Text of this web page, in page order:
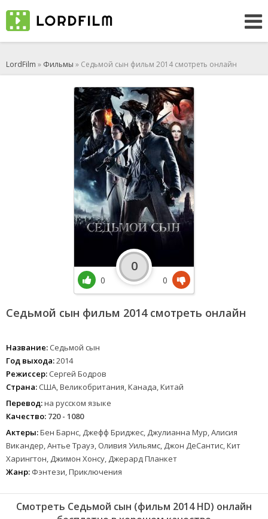
LordFilm » Фильмы » Седьмой сын фильм 2014 смотреть онлайн
Седьмой сын фильм 2014 смотреть онлайн
Название: Седьмой сын
Год выхода:2014
Режиссер: Сергей Бодров
Страна: США, Великобритания, Канада, Китай
Перевод:на русском языке
Качество: 720 - 1080
Актеры:Бен Барнс, Джефф Бриджес, Джулианна Мур, Алисия
Викандер, Антье Трауэ, Оливия Уильямс, Джон ДеСантис, Кит
Харингтон, Джимон Хонсу, Джерард Планкет
Жанр: Фэнтези, Приключения
0
0
0
Смотреть Седьмой сын (фильм 2014 HD) онлайн